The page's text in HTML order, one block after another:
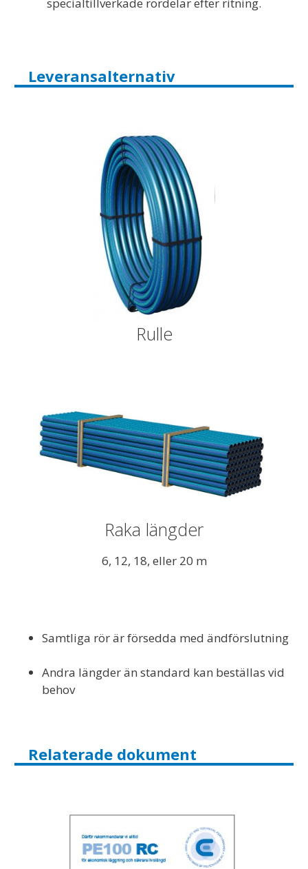
Leveransalternativ
Rulle
Raka längder
6, 12, 18, eller 20 m
Samtliga rör är försedda med ändförslutning
Andra längder än standard kan beställas vid
behov
Relaterade dokument